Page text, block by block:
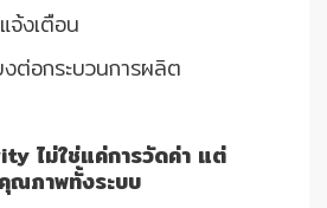
งเตือน
ต่อกระบวนการผลิต
ไม่ใช่แค่การวัดค่า แต่
ณภาพทั้งระบบ